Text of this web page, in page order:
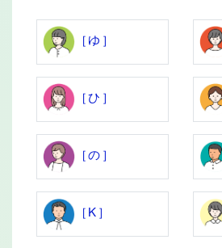
［ゆ］
［ひ］
［の］
［K］